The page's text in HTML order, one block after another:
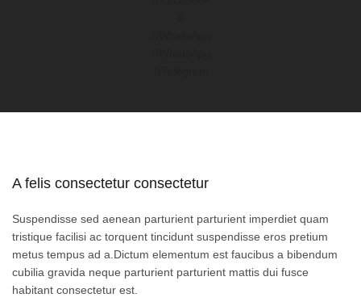
A felis consectetur consectetur
Suspendisse sed aenean parturient parturient imperdiet quam
tristique facilisi ac torquent tincidunt suspendisse eros pretium
metus tempus ad a.Dictum elementum est faucibus a bibendum
cubilia gravida neque parturient parturient mattis dui fusce
habitant consectetur est.